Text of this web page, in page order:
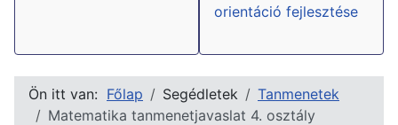
orientáció fejlesztése
Ön itt van: Főlap Segédletek
Tanmenetek
Matematika tanmenetjavaslat 4. osztály